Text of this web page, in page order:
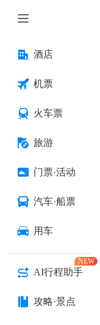
酒店
机票
火车票
旅游
门票·活动
汽车·船票
用车
AI行程助手
NEW
攻略·景点